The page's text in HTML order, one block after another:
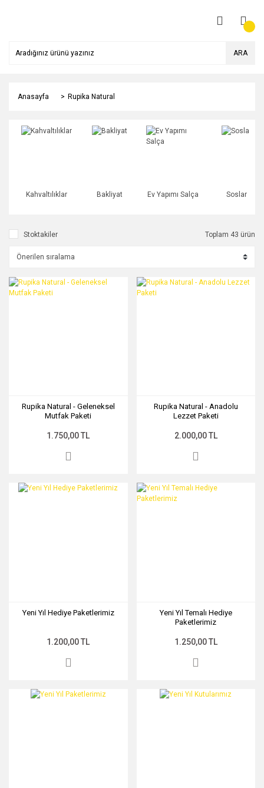
ARA
Anasayfa Rupika Natural
Kahvaltılıklar Bakliyat Ev Yapımı Salça Soslar
Stoktakiler Toplam 43 ürün
Rupika Natural - Geleneksel
Mutfak Paketi
1.750,00 TL
Rupika Natural - Anadolu
Lezzet Paketi
2.000,00 TL
Yeni Yıl Hediye Paketlerimiz
1.200,00 TL
Yeni Yıl Temalı Hediye
Paketlerimiz
1.250,00 TL